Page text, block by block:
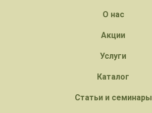
О нас
Акции
Услуги
Каталог
Статьи и семинары